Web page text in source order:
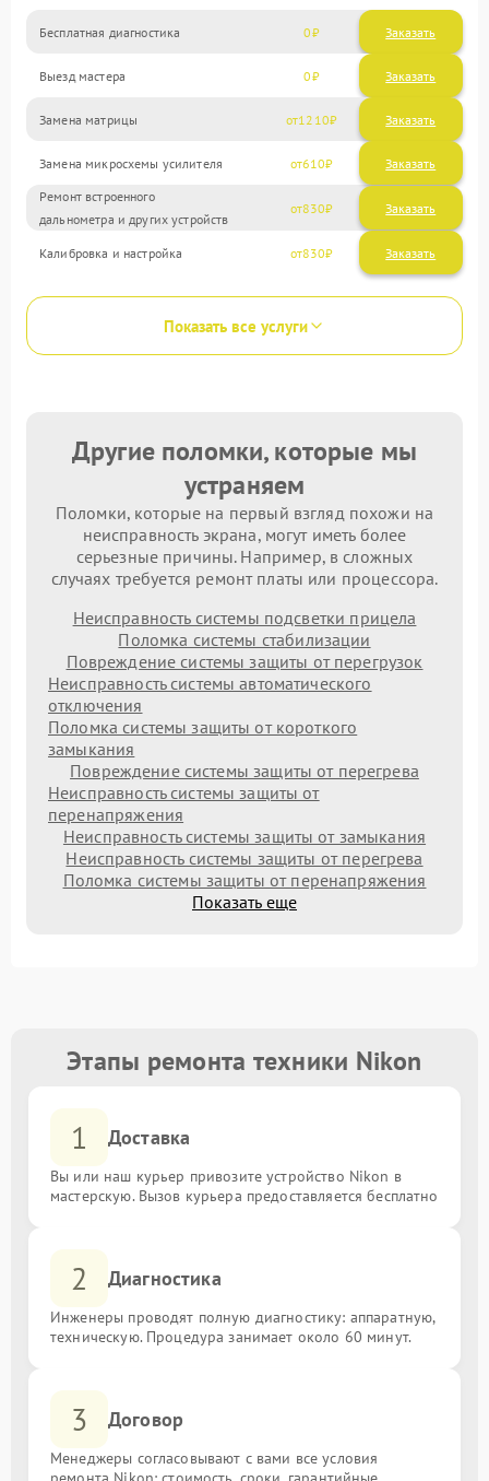
Бесплатная диагностика 0 Заказать
Выезд мастера 0 Заказать
Замена матрицы 1210
Замена микросхемы усилителя 610
Ремонт встроенного
дальнометра и других устройств
830
Калибровка и настройка 830
Показать все услуги
Другие поломки, которые мы
устраняем
Поломки, которые на первый взгляд похожи на
неисправность экрана, могут иметь более
серьезные причины. Например, в сложных
случаях требуется ремонт платы или процессора.
Неисправность системы подсветки прицела
Поломка системы стабилизации
Повреждение системы защиты от перегрузок
Неисправность системы автоматического
отключения
Поломка системы защиты от короткого
замыкания
Повреждение системы защиты от перегрева
Неисправность системы защиты от
перенапряжения
Неисправность системы защиты от замыкания
Неисправность системы защиты от перегрева
Поломка системы защиты от перенапряжения
Показать еще
Этапы ремонта техники Nikon
1 Доставка
Вы или наш курьер привозите устройство Nikon в
мастерскую. Вызов курьера предоставляется бесплатно
2 Диагностика
Инженеры проводят полную диагностику: аппаратную,
техническую. Процедура занимает около 60 минут.
3 Договор
Менеджеры согласовывают с вами все условия